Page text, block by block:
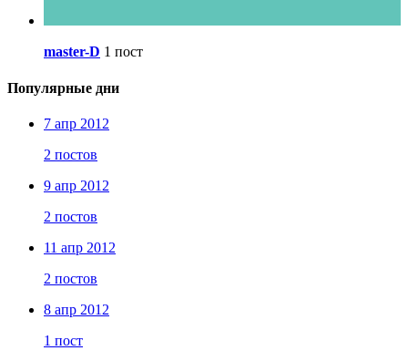
master-D 1 пост
Популярные дни
7 апр 2012
2 постов
9 апр 2012
2 постов
11 апр 2012
2 постов
8 апр 2012
1 пост